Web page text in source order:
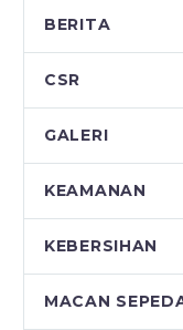
BERITA
CSR
GALERI
KEAMANAN
KEBERSIHAN
MACAN